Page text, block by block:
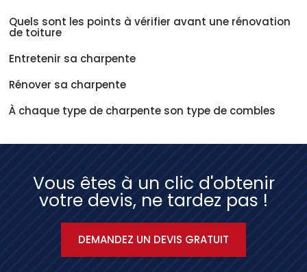
Quels sont les points à vérifier avant une rénovation
de toiture
Entretenir sa charpente
Rénover sa charpente
À chaque type de charpente son type de combles
Vous êtes à un clic d'obtenir
votre devis, ne tardez pas !
DEMANDEZ UN DEVIS GRATUIT